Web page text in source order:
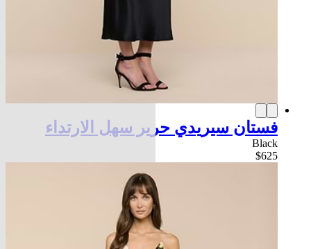
فستان سيريدي حرير سهل الارتداء
Black
$625